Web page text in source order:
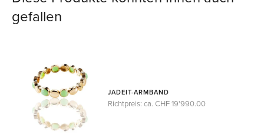
gefallen
JADEIT-ARMBAND
Richtpreis: ca. CHF 19'990.00